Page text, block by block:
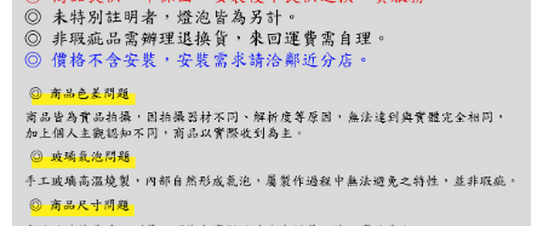
２．訂單成立數日內，您將收到繳費通知簡訊。
３．收到繳費通知簡訊後14天內，點擊此簡訊中的連結，可透過四大超商／
ATM／網路銀行／等多元方式進行付款，方視為交易完成。
購買商品的店家。未經商家同意取消之訂單仍視為有效，需透過AFTEE先享
後付繳納相關費用。
※ 交易是否成功請以「AFTEE先享後付 」之結帳頁面顯示為準，若有關於
是否繳費成功／繳費後需取消欲退款等相關疑問，請聯繫「AFTEE先享後付
客戶支援中心」 https://netprotections.freshdesk.com/support/home